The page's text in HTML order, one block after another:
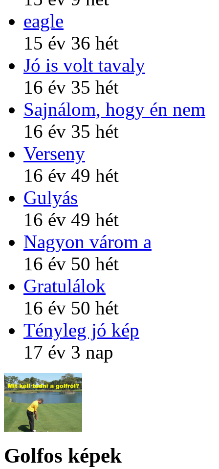
eagle
15 év 36 hét
Jó is volt tavaly
16 év 35 hét
Sajnálom, hogy én nem
16 év 35 hét
Verseny
16 év 49 hét
Gulyás
16 év 49 hét
Nagyon várom a
16 év 50 hét
Gratulálok
16 év 50 hét
Tényleg jó kép
17 év 3 nap
Golfos képek